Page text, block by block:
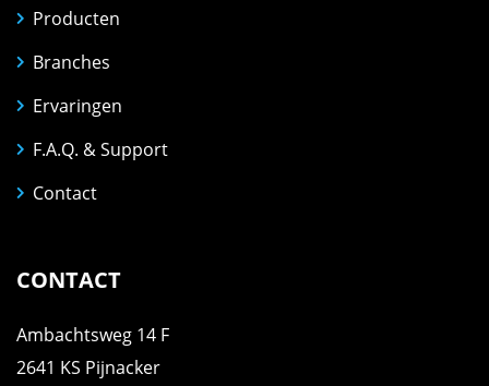
Producten
Branches
Ervaringen
F.A.Q. & Support
Contact
CONTACT
Ambachtsweg 14 F
2641 KS Pijnacker